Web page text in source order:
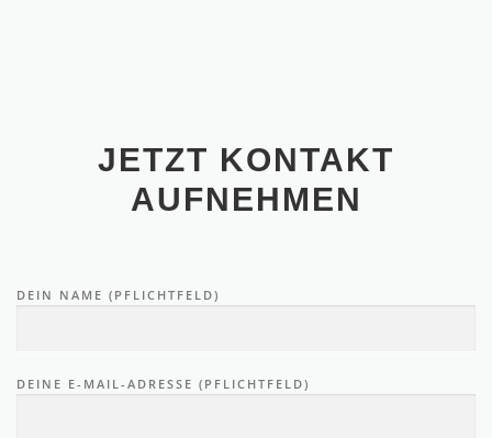
JETZT KONTAKT
AUFNEHMEN
DEIN NAME (PFLICHTFELD)
DEINE E-MAIL-ADRESSE (PFLICHTFELD)